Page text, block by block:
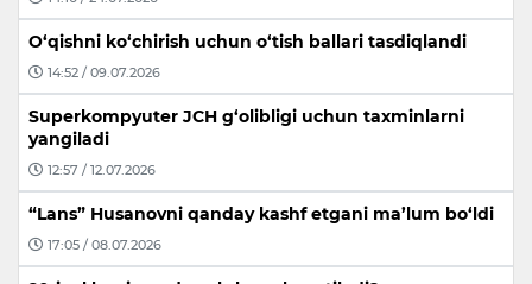
O‘qishni ko‘chirish uchun o‘tish ballari tasdiqlandi
14:52 / 09.07.2026
Superkompyuter JCH g‘olibligi uchun taxminlarni
yangiladi
12:57 / 12.07.2026
“Lans” Husanovni qanday kashf etgani ma’lum bo‘ldi
17:05 / 08.07.2026